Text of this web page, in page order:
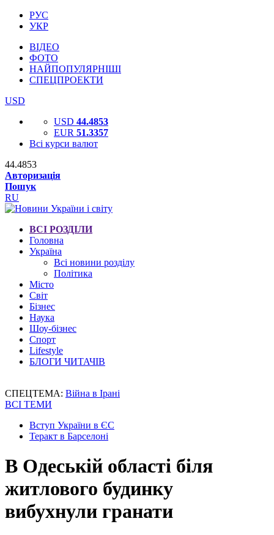
РУС
УКР
ВІДЕО
ФОТО
НАЙПОПУЛЯРНІШІ
СПЕЦПРОЕКТИ
USD
USD 44.4853
EUR 51.3357
Всі курси валют
44.4853
Авторизація
Пошук
RU
ВСІ РОЗДІЛИ
Головна
Україна
Всі новини розділу
Політика
Місто
Світ
Бізнес
Наука
Шоу-бізнес
Спорт
Lifestyle
БЛОГИ ЧИТАЧІВ
СПЕЦТЕМА: Війна в Ірані
ВСІ ТЕМИ
Вступ України в ЄС
Теракт в Барселоні
В Одеській області біля
житлового будинку
вибухнули гранати